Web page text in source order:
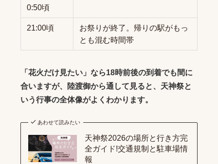
0:50頃
21:00頃
お祭りが終了。帰りの駅がもっ
とも混む時間帯
「花火だけ見たい」なら18時前後の到着でも間に
合いますが、陸渡御から通して見ると、天神祭と
いう行事の全体像がよくわかります。
あわせて読みたい
天神祭2026の場所と行き方完
全ガイド!交通規制と駐車場情
報